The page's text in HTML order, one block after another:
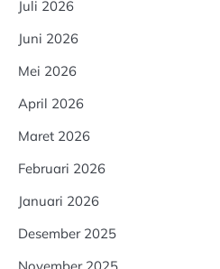
Juli 2026
Juni 2026
Mei 2026
April 2026
Maret 2026
Februari 2026
Januari 2026
Desember 2025